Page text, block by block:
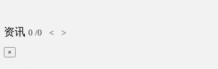
资讯 0 /0 < >
×